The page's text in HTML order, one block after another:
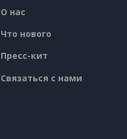
О нас
Что нового
Пресс-кит
Связаться с нами